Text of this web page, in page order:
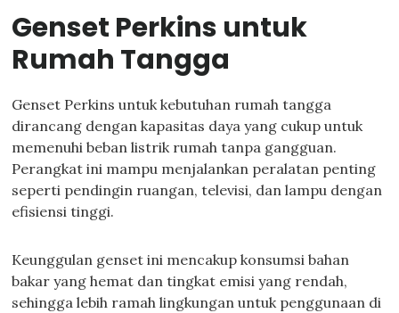
Genset Perkins untuk
Rumah Tangga
Genset Perkins untuk kebutuhan rumah tangga
dirancang dengan kapasitas daya yang cukup untuk
memenuhi beban listrik rumah tanpa gangguan.
Perangkat ini mampu menjalankan peralatan penting
seperti pendingin ruangan, televisi, dan lampu dengan
efisiensi tinggi.
Keunggulan genset ini mencakup konsumsi bahan
bakar yang hemat dan tingkat emisi yang rendah,
sehingga lebih ramah lingkungan untuk penggunaan di